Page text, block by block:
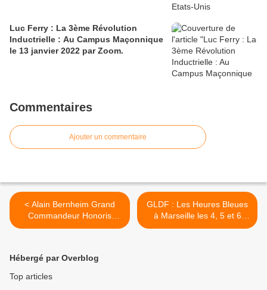
Luc Ferry : La 3ème Révolution
Inductrielle : Au Campus Maçonnique
le 13 janvier 2022 par Zoom.
Commentaires
Ajouter un commentaire
< Alain Bernheim Grand
Commandeur Honoris
Causa du Suprême Conseil
GLDF : Les Heures Bleues
à Marseille les 4, 5 et 6
juillet 2018. Une première !
Hébergé par Overblog
Top articles